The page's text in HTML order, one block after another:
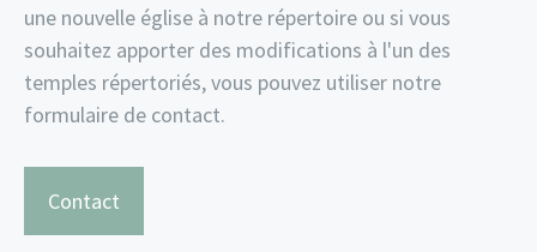
une nouvelle église à notre répertoire ou si vous
souhaitez apporter des modifications à l'un des
temples répertoriés, vous pouvez utiliser notre
formulaire de contact.
Contact